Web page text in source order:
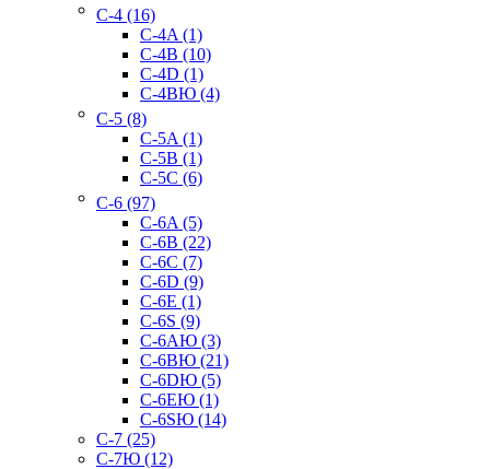
C-4 (16)
C-4A (1)
C-4B (10)
C-4D (1)
C-4BЮ (4)
C-5 (8)
C-5A (1)
C-5B (1)
C-5C (6)
C-6 (97)
C-6A (5)
C-6B (22)
C-6C (7)
C-6D (9)
C-6E (1)
C-6S (9)
C-6AЮ (3)
C-6BЮ (21)
C-6DЮ (5)
C-6EЮ (1)
C-6SЮ (14)
C-7 (25)
C-7Ю (12)